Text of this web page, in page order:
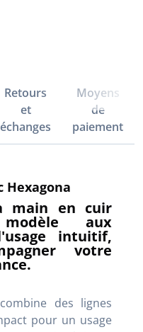
Retours
et
échanges
Moyens
de
paiement
Hexagona
main en cuir
aux
intuitif,
votre
des lignes
pour un usage